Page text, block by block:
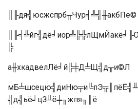
╠
а╫хкадвелЛё╛й╠╪Д╧Щ╣д╥и©Л
╣д╣ьё╛цЗ╨ё╪╖жпя╖║ё